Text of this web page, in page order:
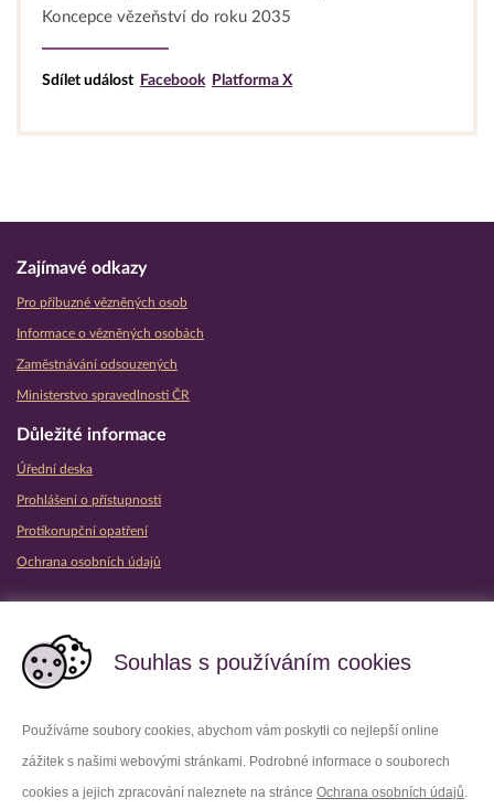
Souhlas s používáním cookies
Používáme soubory cookies, abychom vám poskytli co nejlepší online
zážitek s našimi webovými stránkami. Podrobné informace o souborech
cookies a jejich zpracování naleznete na stránce Ochrana osobních údajů.
Koncepce vězeňství do roku 2035
Sdílet událost Facebook Platforma X
Zajímavé odkazy
Pro příbuzné vězněných osob
Informace o vězněných osobách
Zaměstnávání odsouzených
Ministerstvo spravedlnosti ČR
Důležité informace
Úřední deska
Prohlášení o přístupnosti
Protikorupční opatření
Ochrana osobních údajů